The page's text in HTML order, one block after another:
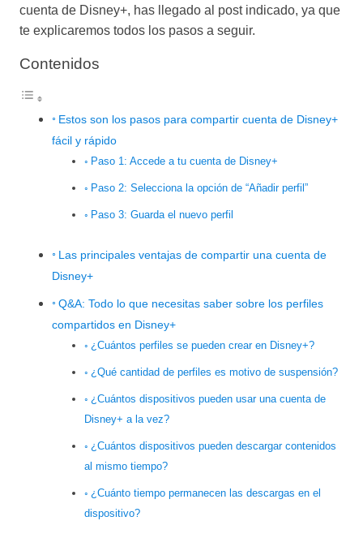
cuenta de Disney+, has llegado al post indicado, ya que
te explicaremos todos los pasos a seguir.
Contenidos
Estos son los pasos para compartir cuenta de Disney+
fácil y rápido
Paso 1: Accede a tu cuenta de Disney+
Paso 2: Selecciona la opción de “Añadir perfil”
Paso 3: Guarda el nuevo perfil
Las principales ventajas de compartir una cuenta de
Disney+
Q&A: Todo lo que necesitas saber sobre los perfiles
compartidos en Disney+
¿Cuántos perfiles se pueden crear en Disney+?
¿Qué cantidad de perfiles es motivo de suspensión?
¿Cuántos dispositivos pueden usar una cuenta de
Disney+ a la vez?
¿Cuántos dispositivos pueden descargar contenidos
al mismo tiempo?
¿Cuánto tiempo permanecen las descargas en el
dispositivo?